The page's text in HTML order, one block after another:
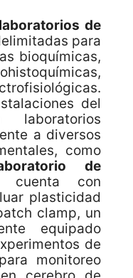
laboratorios de
para
bioquímicas,
del
a diversos
como
de
cuenta con
plasticidad
clamp, un
equipado
de
monitoreo